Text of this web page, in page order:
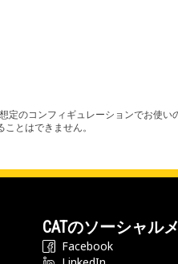
のコンフィギュレーションでお使い
とはできません。
CATのソーシャル
Facebook